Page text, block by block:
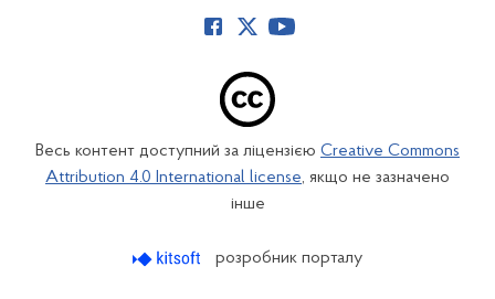
Весь контент доступний за ліцензією Creative Commons
Attribution 4.0 International license, якщо не зазначено
інше
розробник порталу